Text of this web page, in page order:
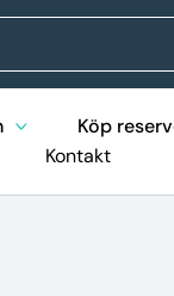
Köp
Kontakt